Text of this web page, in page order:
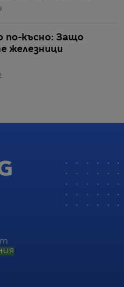
по-късно: Защо
железници